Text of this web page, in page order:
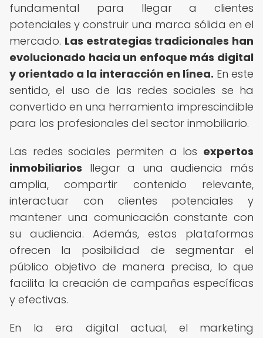
fundamental para llegar a clientes
potenciales y construir una marca sólida en el
mercado. Las estrategias tradicionales han
evolucionado hacia un enfoque más digital
y orientado a la interacción en línea. En este
sentido, el uso de las redes sociales se ha
convertido en una herramienta imprescindible
para los profesionales del sector inmobiliario.
Las redes sociales permiten a los expertos
inmobiliarios llegar a una audiencia más
amplia, compartir contenido relevante,
interactuar con clientes potenciales y
mantener una comunicación constante con
su audiencia. Además, estas plataformas
ofrecen la posibilidad de segmentar el
público objetivo de manera precisa, lo que
facilita la creación de campañas específicas
y efectivas.
En la era digital actual, el marketing